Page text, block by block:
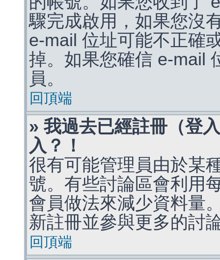
驟完成啟用，如果您沒
e-mail 位址可能不正確
掉。如果您確信 e-mail
員。
回頂端
» 我過去已經註冊（登
入？！
很有可能管理員由於某
號。有些討論區會利用
會員做法來減少資料量
新註冊並參與更多的討
回頂端